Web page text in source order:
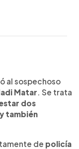
al sospechoso
Matar . Se trata
dos
también
de policía